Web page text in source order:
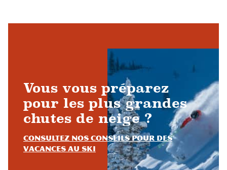
Vous vous préparez
pour les plus grandes
chutes de neige ?
Consultez nos conseils pour des
vacances au ski